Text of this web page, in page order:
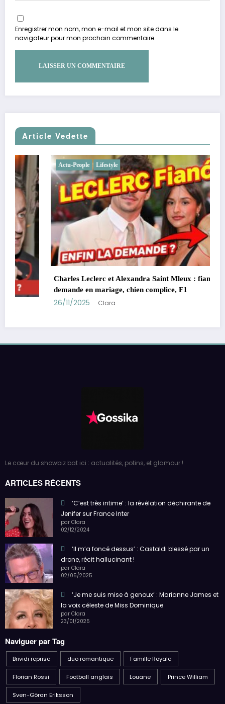
Enregistrer mon nom, mon e-mail et mon site dans le
navigateur pour mon prochain commentaire.
Article Vedette
Actu-People Lifestyle
Charles Leclerc et Alexandra Saint Mleux : fiançailles,
demande en mariage, chien complice, F1
26/11/2025 Clara
Le cœur du showbiz bat ici : actualités, potins, et glamour !
ARTICLES RÉCENTS
‘C’est très intime’ : la révélation déchirante de
Jenifer sur France Inter
par Clara
02/12/2024
‘Il m’a foncé dessus’ : Castaldi blessé par un
drone, récit hallucinant !
par Clara
02/05/2025
‘Je me suis mise à genoux’ : Marianne James et
la voix céleste de Miss Dominique
par Clara
23/01/2025
Naviguer par Tag
Brividi reprise duo romantique Famille Royale
Florian Rossi Football anglais Louane Prince William
Sven-Göran Eriksson